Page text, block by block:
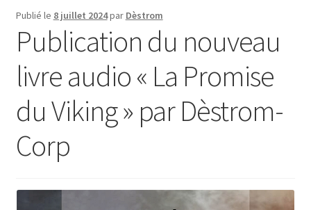
Départements
Filiales
Contact
Blog
Mon compte
Publié le 8 juillet 2024par Dèstrom
Publication du nouveau
livre audio « La Promise
du Viking » par Dèstrom-
Corp